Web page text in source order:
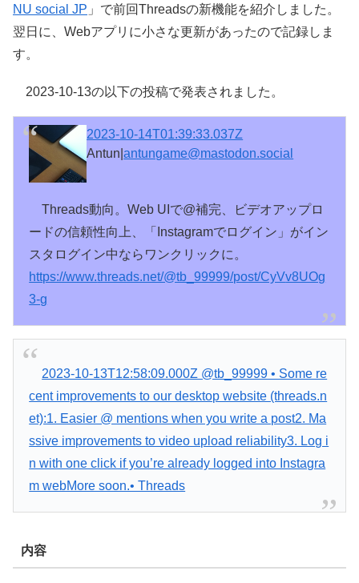
NU social JP 」で前回Threadsの新機能を紹介しました。
翌日に、Webアプリに小さな更新があったので記録しま
す。
2023-10-13の以下の投稿で発表されました。
2023-10-14T01:39:33.037Z
Antun|antungame@mastodon.social
Threads動向。Web UIで@補完、ビデオアップロ
ードの信頼性向上、「Instagramでログイン」がイン
スタログイン中ならワンクリックに。
https://www.threads.net/@tb_99999/post/CyVv8UOg
3-g
2023-10-13T12:58:09.000Z @tb_99999 • Some re
cent improvements to our desktop website (threads.n
et):1. Easier @ mentions when you write a post2. Ma
ssive improvements to video upload reliability3. Log i
n with one click if you’re already logged into Instagra
m webMore soon.• Threads
内容